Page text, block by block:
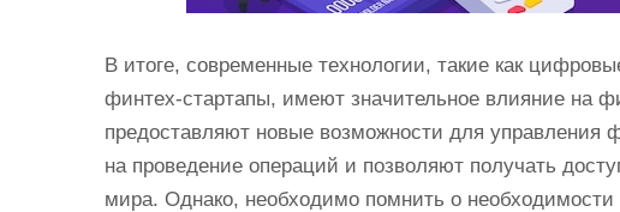
В итоге, современные технологии, такие как
финтех-стартапы, имеют значительное влияние на
предоставляют новые возможности для
на проведение операций и позволяют получать
мира. Однако, необходимо помнить о